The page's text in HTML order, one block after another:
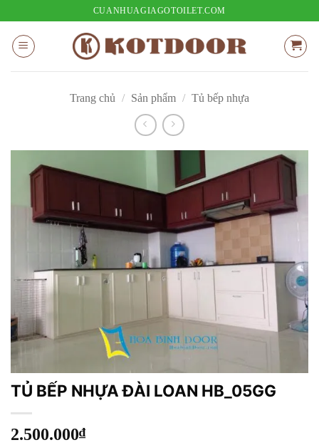
nội
dung
CUANHUAGIAGOTOILET.COM
Trang chủ / Sản phẩm / Tủ bếp nhựa
TỦ BẾP NHỰA ĐÀI LOAN HB_05GG
2.500.000₫